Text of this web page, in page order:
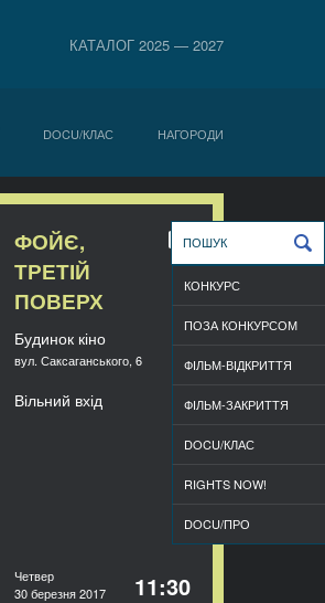
КАТАЛОГ 2025 — 2027
DOCU/КЛАС НАГОРОДИ
ФОЙЄ,
ТРЕТІЙ
ПОВЕРХ
Будинок кіно
вул. Саксаганського, 6
Вільний вхід
Четвер
30 березня 2017
11:30
КОНКУРС
ПОЗА КОНКУРСОМ
ФІЛЬМ-ВІДКРИТТЯ
ФІЛЬМ-ЗАКРИТТЯ
DOCU/КЛАС
RIGHTS NOW!
DOCU/ПРО